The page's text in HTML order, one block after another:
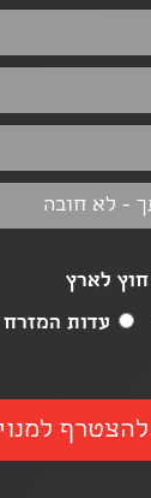
חוץ לארץ
עדות המזרח